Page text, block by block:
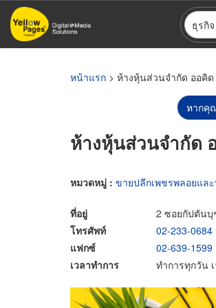
ข้าม
ไป
ธุรกิจ
หน้าแรก > ห้างหุ้นส่วนจำกัด ออคิด
หากคุ
ห้างหุ้นส่วนจำกัด
หมวดหมู่ : ขายปลีกเพชรพลอยแล
ที่อยู่
2 ซอยกัปตันบุ
โทรศัพท์
02-233-0684
แฟกซ์
02-639-1599
เวลาทำการ
ทำการทุกวัน